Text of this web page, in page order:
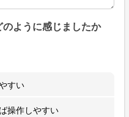
ように感じましたか
すい
操作しやすい